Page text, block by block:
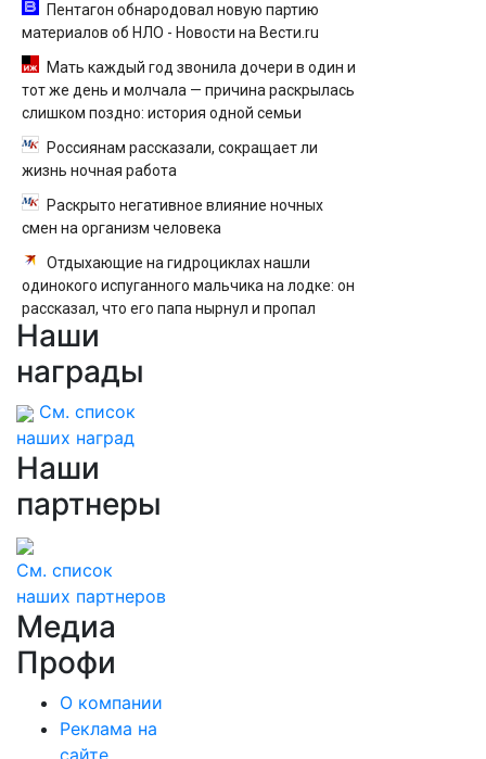
Пентагон обнародовал новую партию
материалов об НЛО - Новости на Вести.ru
Мать каждый год звонила дочери в один и
тот же день и молчала — причина раскрылась
слишком поздно: история одной семьи
Россиянам рассказали, сокращает ли
жизнь ночная работа
Раскрыто негативное влияние ночных
смен на организм человека
Отдыхающие на гидроциклах нашли
одинокого испуганного мальчика на лодке: он
рассказал, что его папа нырнул и пропал
Наши
награды
См. список
наших наград
Наши
партнеры
См. список
наших партнеров
Медиа
Профи
О компании
Реклама на
сайте